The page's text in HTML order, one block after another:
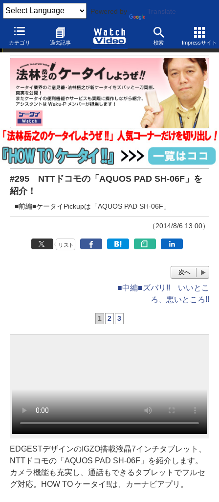
Powered by Translate
カテゴリ 過去記事 検索 Impressサイト
法林岳之のケータイしようぜ！！
#295 NTTドコモの「AQUOS PAD SH-06F」を
紹介！
■前編■ケータイPickupは「AQUOS PAD SH-06F」
（2014/8/6 13:00）
リスト
次へ
■中編■ズバリ!! いいとこ
ろ、悪いところ!!
1 2 3
EDGESTデザインのIGZO搭載液晶7インチタブレット、
NTTドコモの「AQUOS PAD SH-06F」を紹介します。
カメラ機能も充実し、通話もできるタブレットでフルセ
グ対応。HOW TO ケータイ!!は、カーナビアプリ。